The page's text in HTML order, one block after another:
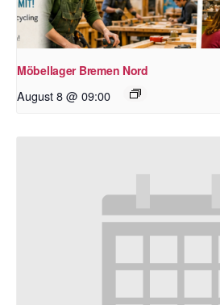
Möbellager Bremen Nord
August 8 @ 09:00